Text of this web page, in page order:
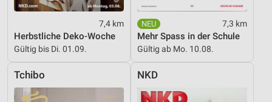
7,4 km
Herbstliche Deko-Woche
Gültig bis Di. 01.09.
7,3 km
Mehr Spass in der Schule
Gültig ab Mo. 10.08.
Tchibo NKD
Messung der Performance von Inhalten
Analyse von Zielgruppen durch Statistiken oder
Kombinationen von Daten aus verschiedenen
Entwicklung und Verbesserung der Angebote